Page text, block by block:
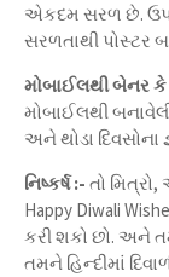
એકદમ સરળ છે.
સરળતાથી પોસ્ટર
મોબાઈલથી બેનર કે
મોબાઈલથી
અને થોડા
નિષ્કર્ષ :- તો
Happy Diwali
કરી શકો છો. અને
તમને હિન્દીમાં